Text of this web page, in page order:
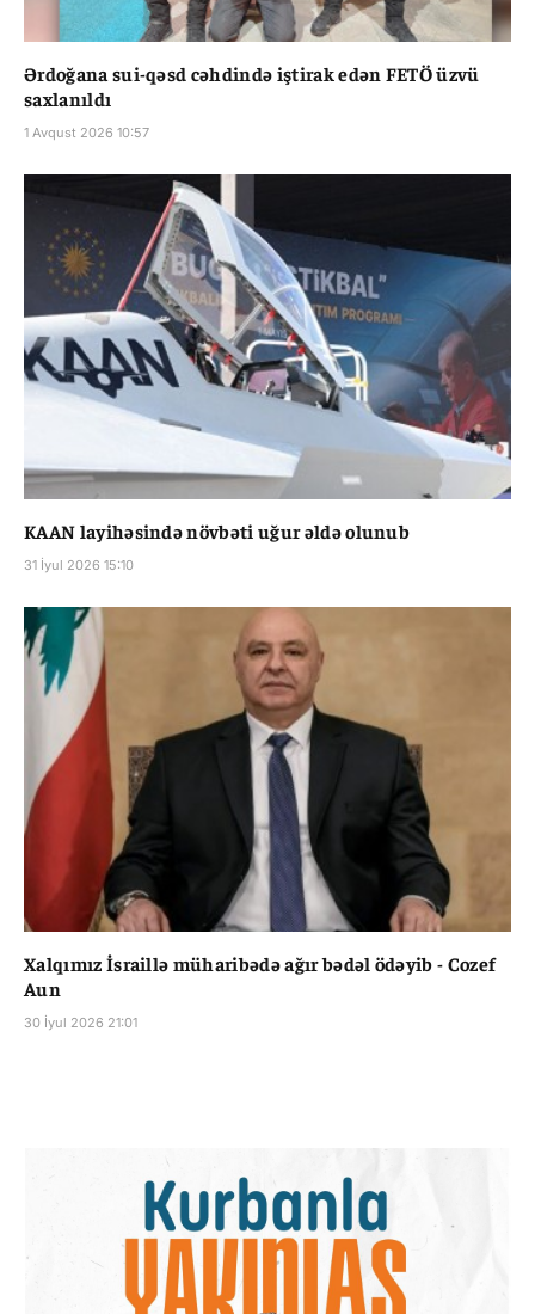
Ərdoğana sui-qəsd cəhdində iştirak edən FETÖ üzvü
saxlanıldı
1 Avqust 2026 10:57
KAAN layihəsində növbəti uğur əldə olunub
31 İyul 2026 15:10
Xalqımız İsraillə müharibədə ağır bədəl ödəyib - Cozef
Aun
30 İyul 2026 21:01